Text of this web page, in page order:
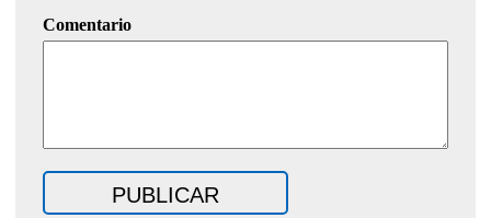
Comentario